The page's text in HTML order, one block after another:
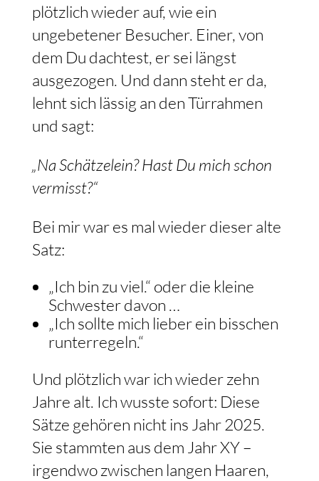
plötzlich wieder auf, wie ein
ungebetener Besucher. Einer, von
dem Du dachtest, er sei längst
ausgezogen. Und dann steht er da,
lehnt sich lässig an den Türrahmen
und sagt:
„Na Schätzelein? Hast Du mich schon
vermisst?“
Bei mir war es mal wieder dieser alte
Satz:
„Ich bin zu viel.“ oder die kleine
Schwester davon …
„Ich sollte mich lieber ein bisschen
runterregeln.“
Und plötzlich war ich wieder zehn
Jahre alt. Ich wusste sofort: Diese
Sätze gehören nicht ins Jahr 2025.
Sie stammten aus dem Jahr XY –
irgendwo zwischen langen Haaren,